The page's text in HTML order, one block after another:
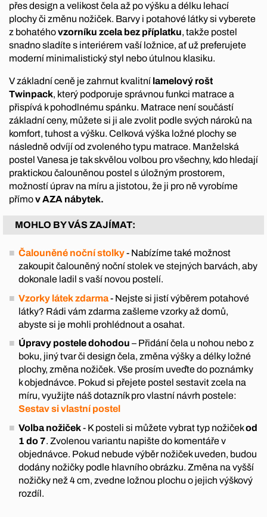
přes design a velikost čela až po výšku a délku lehací
plochy či změnu nožiček. Barvy i potahové látky si vyberete
z bohatéhovzorníku zcela bez příplatku, takže postel
snadno sladíte s interiérem vaší ložnice, ať už preferujete
moderní minimalistický styl nebo útulnou klasiku.
V základní ceně je zahrnut kvalitní lamelový rošt
Twinpack, který podporuje správnou funkci matrace a
přispívá k pohodlnému spánku. Matrace není součástí
základní ceny, můžete si ji ale zvolit podle svých nároků na
komfort, tuhost a výšku. Celková výška ložné plochy se
následně odvíjí od zvoleného typu matrace. Manželská
postel Vanesa je tak skvělou volbou pro všechny, kdo hledají
praktickou čalouněnou postel s úložným prostorem,
možností úprav na míru a jistotou, že ji pro ně vyrobíme
přímov AZA nábytek.
MOHLO BY VÁS ZAJÍMAT:
Čalouněné noční stolky- Nabízíme také možnost
zakoupit čalouněný noční stolek ve stejných barvách, aby
dokonale ladil s vaší novou postelí.
Vzorky látek zdarma- Nejste si jistí výběrem potahové
látky? Rádi vám zdarma zašleme vzorky až domů,
abyste si je mohli prohlédnout a osahat.
Úpravy postele dohodou – Přidání čela u nohou nebo z
boku, jiný tvar či design čela, změna výšky a délky ložné
plochy, změna nožiček. Vše prosím uveďte do poznámky
k objednávce. Pokud si přejete postel sestavit zcela na
míru, využijte náš dotazník pro vlastní návrh postele:
Sestav si vlastní postel
Volba nožiček- K posteli si můžete vybrat typ nožičekod
1 do 7. Zvolenou variantu napište do komentáře v
objednávce. Pokud nebude výběr nožiček uveden, budou
dodány nožičky podle hlavního obrázku. Změna na vyšší
nožičky než 4 cm, zvedne ložnou plochu o jejich výškový
rozdíl.